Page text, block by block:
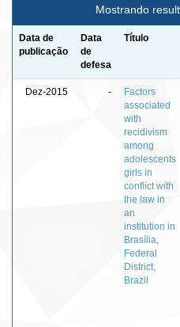
Mostrando
Data de
publicação
Data
de
defesa
Título
Dez-2015 -
Factors
associated
with
recidivism
among
adolescents
girls in
conflict with
the law in
an
institution in
Brasília,
Federal
District,
Brazil